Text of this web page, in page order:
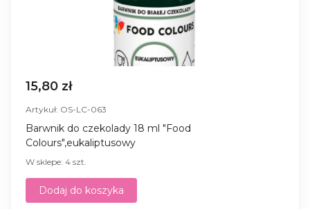
15,80 zł
Artykuł: OS-LC-063
Barwnik do czekolady 18 ml "Food
Colours",eukaliptusowy
W sklepe: 4 szt.
Dodaj do koszyka